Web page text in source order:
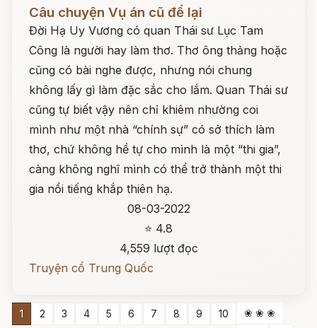
Câu chuyện Vụ án cũ để lại
Đời Hạ Uy Vương có quan Thái sư Lục Tam
Công là người hay làm thơ. Thơ ông thảng hoặc
cũng có bài nghe được, nhưng nói chung
không lấy gì làm đặc sắc cho lắm. Quan Thái sư
cũng tự biết vậy nên chỉ khiêm nhường coi
mình như một nhà “chính sự” có sở thích làm
thơ, chứ không hề tự cho mình là một “thi gia”,
càng không nghĩ mình có thể trở thành một thi
gia nổi tiếng khắp thiên hạ.
08-03-2022
⭐ 4.8
4,559 lượt đọc
Truyện cổ Trung Quốc
1 2 3 4 5 6 7 8 9 10
❀ ❀ ❀